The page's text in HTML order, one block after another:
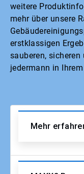
weitere
mehr über unsere
erstklassigen
sauberen,
jedermann in
Mehr